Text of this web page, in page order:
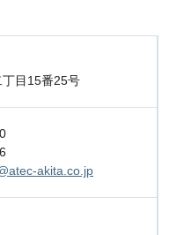
目15番25号
akita.co.jp